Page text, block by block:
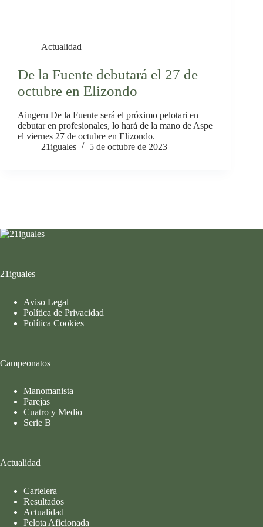
Actualidad
De la Fuente debutará el 27 de
octubre en Elizondo
Aingeru De la Fuente será el próximo pelotari en
debutar en profesionales, lo hará de la mano de Aspe
el viernes 27 de octubre en Elizondo.
21iguales
5 de octubre de 2023
21iguales
Aviso Legal
Política de Privacidad
Política Cookies
Campeonatos
Manomanista
Parejas
Cuatro y Medio
Serie B
Actualidad
Cartelera
Resultados
Actualidad
Pelota Aficionada